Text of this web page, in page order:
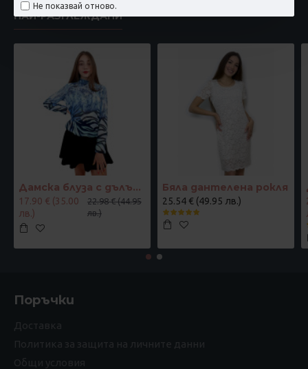
Не показвай отново.
НАЙ-РАЗГЛЕЖДАНИ
Дамска блуза с дълъг ръкав и ластик в кръста с интересен принт в синьо
17.90 € (35.00
лв.)
22.98 € (44.95
лв.)
Бяла дантелена рокля
25.54 € (49.95 лв.)
Поръчки
Доставка
Политика за защита на личните данни
Общи условия